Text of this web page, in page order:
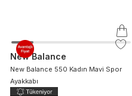
New Balance
New Balance 550 Kadın Mavi Spor
Ayakkabı